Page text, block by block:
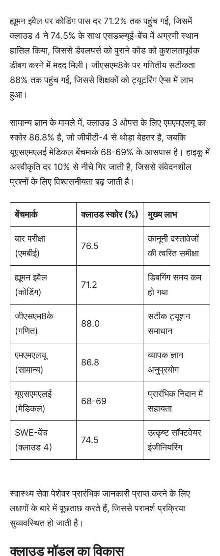
ह्यूमन इवैल पर कोडिंग पास दर 71.2% तक पहुंच गई, जिसमें
क्लाउड 4 ने 74.5% के साथ एसडब्ल्यूई-बेंच में अग्रणी स्थान
हासिल किया, जिससे डेवलपर्स को पुराने कोड को कुशलतापूर्वक
डीबग करने में मदद मिली। जीएसएम8के पर गणितीय सटीकता
88% तक पहुंच गई, जिससे शिक्षकों को ट्यूटरिंग ऐप्स में लाभ
हुआ।
सामान्य ज्ञान के मामले में, क्लाउड 3 ओपस के लिए एमएमएलयू का
स्कोर 86.8% है, जो जीपीटी-4 से थोड़ा बेहतर है, जबकि
यूएसएमएलई मेडिकल बेंचमार्क 68-69% के आसपास है। हाइकू में
अस्वीकृति दर 10% से नीचे गिर जाती है, जिससे संवेदनशील
प्रश्नों के लिए विश्वसनीयता बढ़ जाती है।
बेंचमार्क क्लाउड स्कोर (%) मुख्य लाभ
बार परीक्षा
(एमबीई)
76.5
कानूनी दस्तावेजों
की त्वरित समीक्षा
ह्यूमन इवैल
(कोडिंग)
71.2
डिबगिंग समय कम
हो गया
जीएसएम8के
(गणित)
88.0
सटीक ट्यूशन
समाधान
एमएमएलयू
(सामान्य)
86.8
व्यापक ज्ञान
अनुप्रयोग
यूएसएमएलई
(मेडिकल)
68-69
प्रारंभिक निदान में
सहायता
SWE-बेंच
(क्लाउड 4)
74.5
उत्कृष्ट सॉफ्टवेयर
इंजीनियरिंग
स्वास्थ्य सेवा पेशेवर प्रारंभिक जानकारी प्राप्त करने के लिए
लक्षणों के बारे में पूछताछ करते हैं, जिससे परामर्श प्रक्रिया
सुव्यवस्थित हो जाती है।
क्लाउड मॉडल का विकास